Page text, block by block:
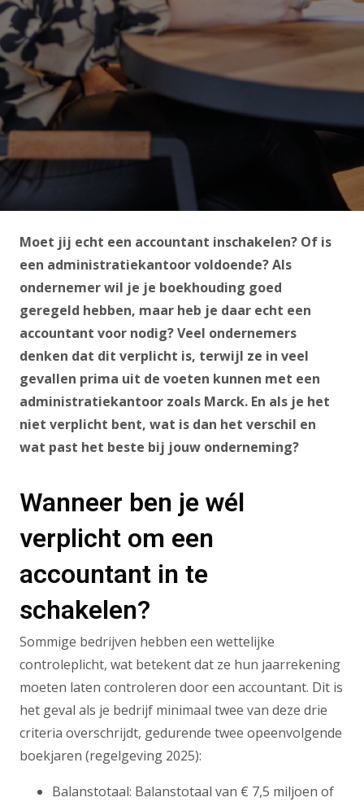
Moet jij echt een accountant inschakelen? Of is
een administratiekantoor voldoende? Als
ondernemer wil je je boekhouding goed
geregeld hebben, maar heb je daar echt een
accountant voor nodig? Veel ondernemers
denken dat dit verplicht is, terwijl ze in veel
gevallen prima uit de voeten kunnen met een
administratiekantoor zoals Marck. En als je het
niet verplicht bent, wat is dan het verschil en
wat past het beste bij jouw onderneming?
Wanneer ben je wél
verplicht om een
accountant in te
schakelen?
Sommige bedrijven hebben een wettelijke
controleplicht, wat betekent dat ze hun jaarrekening
moeten laten controleren door een accountant. Dit is
het geval als je bedrijf minimaal twee van deze drie
criteria overschrijdt, gedurende twee opeenvolgende
boekjaren (regelgeving 2025):
Balanstotaal: Balanstotaal van € 7,5 miljoen of